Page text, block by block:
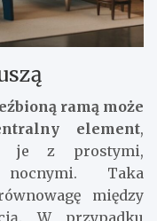
ramą może
element,
je z prostymi,
nocnymi. Taka
między